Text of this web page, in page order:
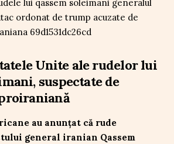
Unite ale rudelor lui
suspectate de
au anunțat că rude
general iranian Qassem